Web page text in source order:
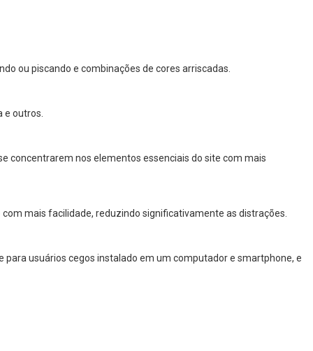
ou piscando e combinações de cores arriscadas.
e outros.
concentrarem nos elementos essenciais do site com mais
mais facilidade, reduzindo significativamente as distrações.
para usuários cegos instalado em um computador e smartphone, e